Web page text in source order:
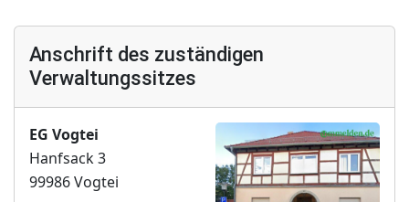
Anschrift des zuständigen
Verwaltungssitzes
EG Vogtei
Hanfsack 3
99986 Vogtei